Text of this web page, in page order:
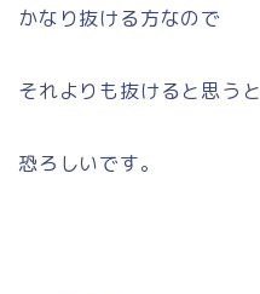
かなり抜ける方なので
それよりも抜けると思うと
恐ろしいです。